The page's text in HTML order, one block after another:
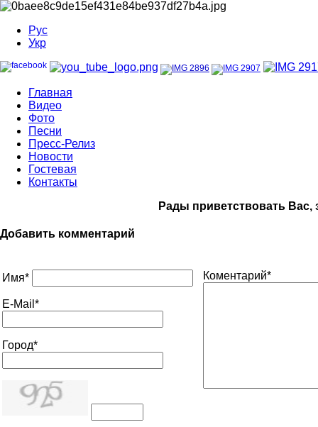
Рус
Укр
Главная
Видео
Фото
Песни
Пресс-Релиз
Новости
Гостевая
Контакты
Рады приветствовать
Добавить комментарий
Имя*
E-Mail*
Город*
Коментарий*